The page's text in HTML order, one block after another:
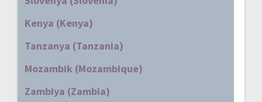
Kenya (Kenya)
Tanzanya (Tanzania)
Mozambik (Mozambique)
Zambiya (Zambia)